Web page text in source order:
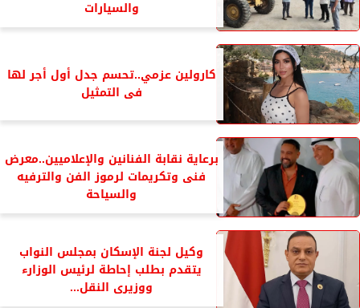
والسيارات
كارولين عزمي..تحسم جدل أول أجر لها
فى التمثيل
برعاية نقابة الفنانين والإعلاميين..معرض
فنى وتكريمات لرموز الفن والترفيه
والسياحة
وكيل لجنة الإسكان بمجلس النواب
يتقدم بطلب إحاطة لرئيس الوزارء
ووزيرى النقل...